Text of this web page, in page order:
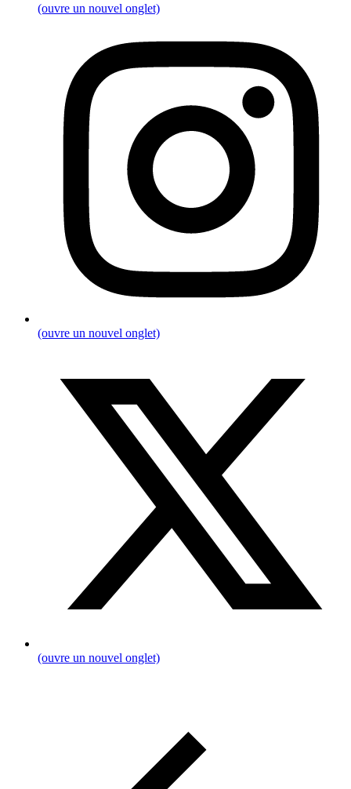
(ouvre un nouvel onglet)
(ouvre un nouvel onglet)
(ouvre un nouvel onglet)